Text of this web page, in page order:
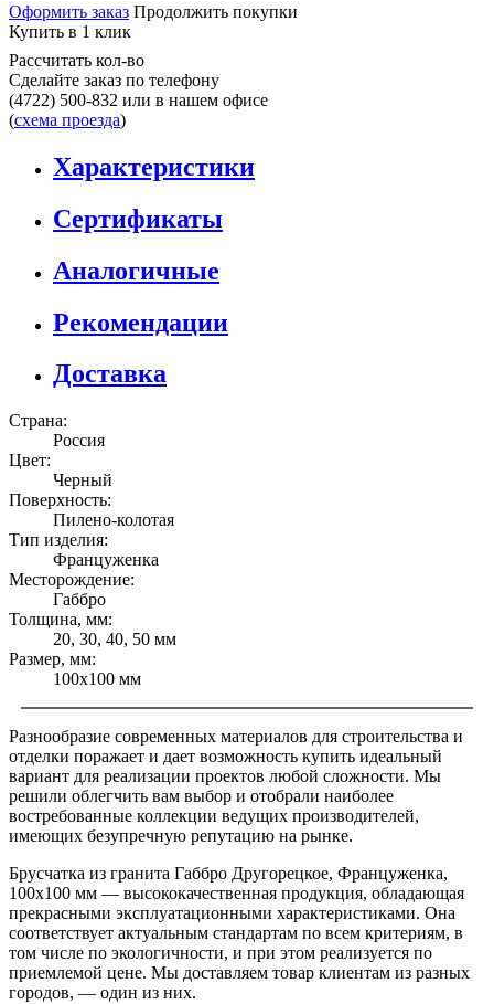
Оформить заказ Продолжить покупки
Купить в 1 клик
Рассчитать кол-во
Сделайте заказ по телефону
(4722) 500-832 или в нашем офисе
(схема проезда)
Характеристики
Сертификаты
Аналогичные
Рекомендации
Доставка
Страна:
Россия
Цвет:
Черный
Поверхность:
Пилено-колотая
Тип изделия:
Француженка
Месторождение:
Габбро
Толщина, мм:
20, 30, 40, 50 мм
Размер, мм:
100x100 мм
Разнообразие современных материалов для строительства и
отделки поражает и дает возможность купить идеальный
вариант для реализации проектов любой сложности. Мы
решили облегчить вам выбор и отобрали наиболее
востребованные коллекции ведущих производителей,
имеющих безупречную репутацию на рынке.
Брусчатка из гранита Габбро Другорецкое, Француженка,
100х100 мм — высококачественная продукция, обладающая
прекрасными эксплуатационными характеристиками. Она
соответствует актуальным стандартам по всем критериям, в
том числе по экологичности, и при этом реализуется по
приемлемой цене. Мы доставляем товар клиентам из разных
городов, — один из них.